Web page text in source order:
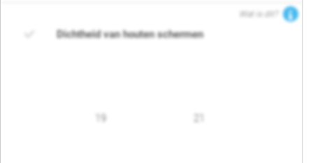
Wat is dit?
Dichtheid van houten schermen
19